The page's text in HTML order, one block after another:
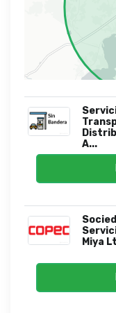
A...
Miya